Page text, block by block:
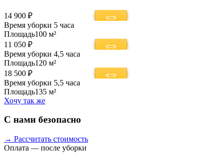
14 900 ₽
Время уборки 5 часа
Площадь100 м²
11 050 ₽
Время уборки 4,5 часа
Площадь120 м²
18 500 ₽
Время уборки 5,5 часа
Площадь135 м²
Хочу так же
С нами безопасно
→ Рассчитать стоимость
Оплата — после уборки